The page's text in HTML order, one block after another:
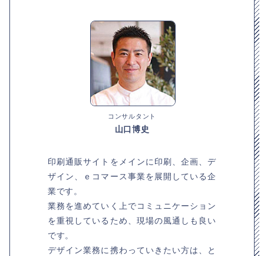
コンサルタント
山口博史
印刷通販サイトをメインに印刷、企画、デ
ザイン、ｅコマース事業を展開している企
業です。
業務を進めていく上でコミュニケーション
を重視しているため、現場の風通しも良い
です。
デザイン業務に携わっていきたい方は、と